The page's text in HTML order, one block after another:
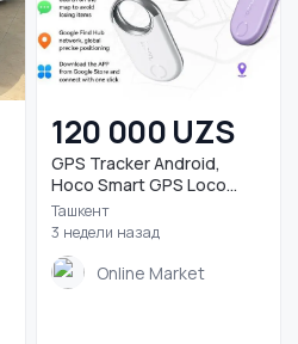
120 000 UZS
GPS Tracker Android,
Hoco Smart GPS Loco...
Ташкент
3 недели назад
Online Market